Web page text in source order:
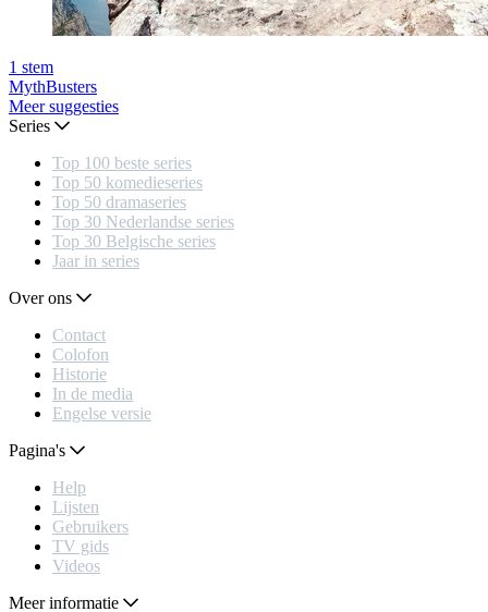
1 stem
MythBusters
Meer suggesties
Series
Top 100 beste series
Top 50 komedieseries
Top 50 dramaseries
Top 30 Nederlandse series
Top 30 Belgische series
Jaar in series
Over ons
Contact
Colofon
Historie
In de media
Engelse versie
Pagina's
Help
Lijsten
Gebruikers
TV gids
Videos
Meer informatie